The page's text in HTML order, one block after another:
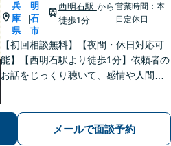
兵
庫
県
|
明
石
市
西明石駅 から
徒歩1分
営業時間：本
日定休日
【初回相談無料】【夜間・休日対応可
能】【西明石駅より徒歩1分】依頼者の
お話をじっくり聴いて、感情や人間関
トワーク軽く迅速・誠実に対応しま
す。まずはお気軽にご相談ください。
メールで面談予約